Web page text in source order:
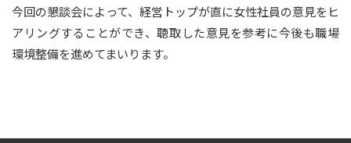
今回の懇談会によって、経営トップが直に女性社員の意見をヒ
アリングすることができ、聴取した意見を参考に今後も職場
環境整備を進めてまいります。